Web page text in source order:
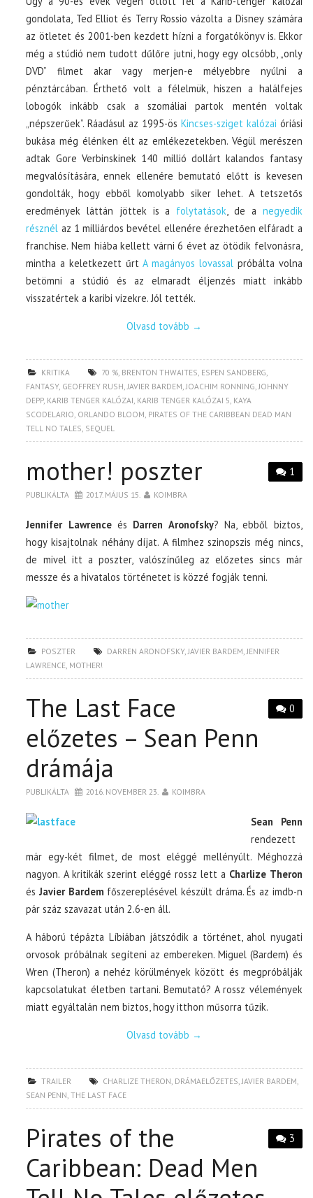
gondolata, Ted Elliot és Terry Rossio vázolta a Disney számára
az ötletet és 2001-ben kezdett hízni a forgatókönyv is. Ekkor
még a stúdió nem tudott dűlőre jutni, hogy egy olcsóbb, „only
DVD” filmet akar vagy merjen-e mélyebbre nyúlni a
pénztárcában. Érthető volt a félelmük, hiszen a halálfejes
lobogók inkább csak a szomáliai partok mentén voltak
„népszerűek”. Ráadásul az 1995-ös Kincses-sziget kalózai óriási
bukása még élénken élt az emlékezetekben. Végül merészen
adtak Gore Verbinskinek 140 millió dollárt kalandos fantasy
megvalósítására, ennek ellenére bemutató előtt is kevesen
gondolták, hogy ebből komolyabb siker lehet. A tetszetős
eredmények láttán jöttek is a folytatások, de a negyedik
résznél az 1 milliárdos bevétel ellenére érezhetően elfáradt a
franchise. Nem hiába kellett várni 6 évet az ötödik felvonásra,
mintha a keletkezett űrtA magányos lovassal próbálta volna
betömni a stúdió és az elmaradt éljenzés miatt inkább
visszatértek a karibi vizekre. Jól tették.
Olvasd tovább →
KRITIKA 70 %, BRENTON THWAITES, ESPEN SANDBERG,
FANTASY, GEOFFREY RUSH,JAVIER BARDEM,JOACHIM RONNING,JOHNNY
DEPP, KARIB TENGER KALÓZAI, KARIB TENGER KALÓZAI 5, KAYA
SCODELARIO, ORLANDO BLOOM, PIRATES OF THE CARIBBEAN DEAD MAN
TELL NO TALES, SEQUEL
1
mother! poszter
PUBLIKÁLTA 2017. MÁJUS 15. KOIMBRA
Jennifer Lawrenceés Darren Aronofsky? Na, ebből biztos,
hogy kisajtolnak néhány díjat. A filmhez szinopszis még nincs,
de mivel itt a poszter, valószínűleg az előzetes sincs már
messze és a hivatalos történetet is közzé fogják tenni.
POSZTER DARREN ARONOFSKY,JAVIER BARDEM,JENNIFER
LAWRENCE, MOTHER!
0
The Last Face
előzetes – Sean Penn
drámája
PUBLIKÁLTA 2016. NOVEMBER 23. KOIMBRA
Sean Penn
rendezett
már egy-két filmet, de most eléggé mellényúlt. Méghozzá
nagyon. A kritikák szerint eléggé rossz lett a Charlize Theron
ésJavier Bardem főszereplésével készült dráma. És az imdb-n
pár száz szavazat után 2.6-en áll.
A háború tépázta Líbiában játszódik a történet, ahol nyugati
orvosok próbálnak segíteni az embereken. Miguel (Bardem) és
Wren (Theron) a nehéz körülmények között és megpróbálják
kapcsolatukat életben tartani. Bemutató? A rossz vélemények
miatt egyáltalán nem biztos, hogy itthon műsorra tűzik.
Olvasd tovább →
TRAILER CHARLIZE THERON, DRÁMAELŐZETES,JAVIER BARDEM,
SEAN PENN,THE LAST FACE
3
Pirates of the
Caribbean: Dead Men